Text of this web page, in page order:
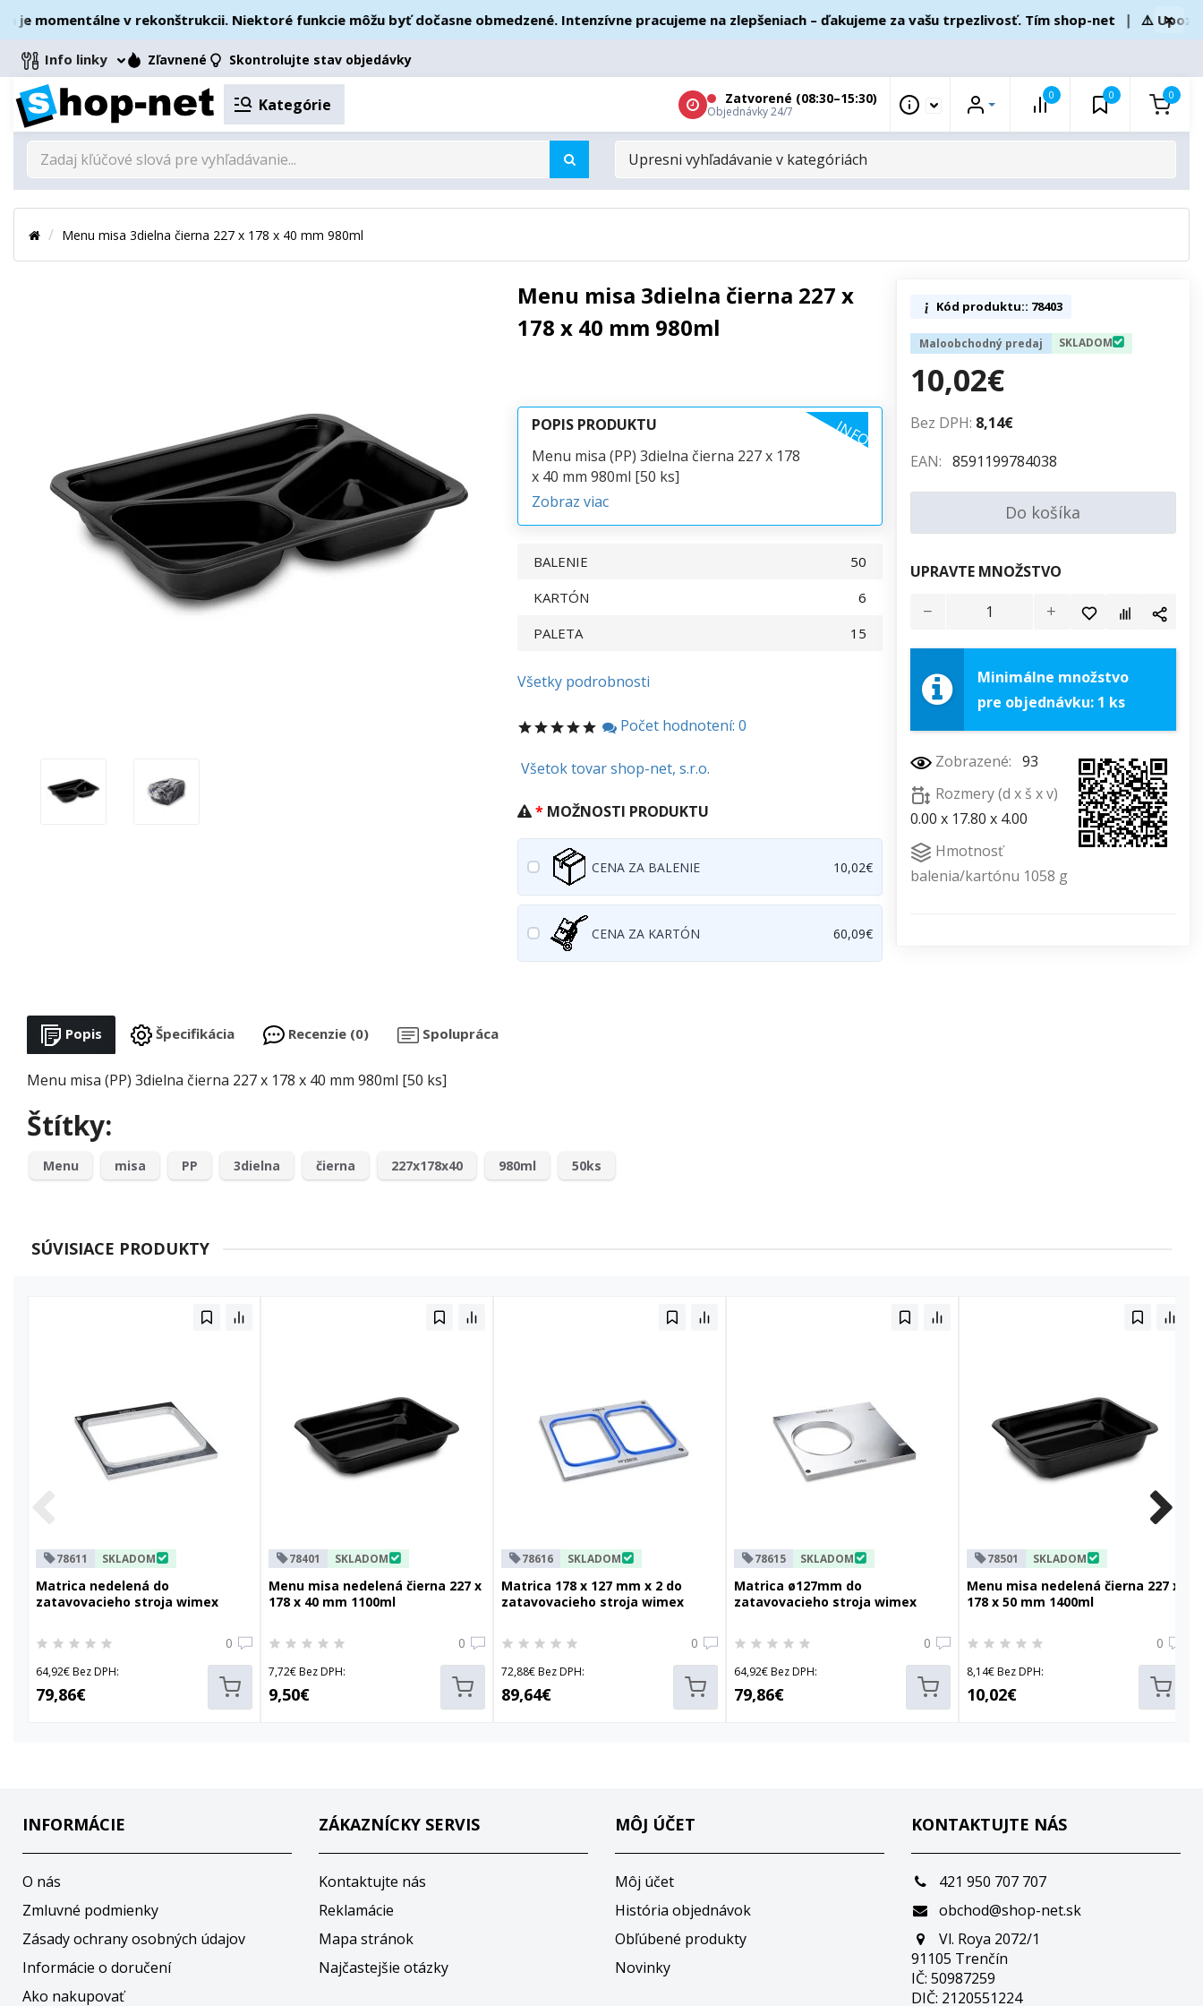
v rekonštrukcii. Niektoré funkcie môžu byť dočasne obmedzené. Intenzívne pracujeme na zlepšeniach – ďakujeme za vašu trpezlivosť. Tím shop-net❘⚠️ ×
Info linky Zľavnené Skontrolujte stav objedávky
Kategórie Zatvorené (08:30–15:30)
Objednávky 24/7
0 0 0
UPRESNI
VYHĽADÁVANIE
Menu misa 3dielna čierna 227 x 178 x 40 mm 980ml
Menu misa 3dielna čierna 227 x
178 x 40 mm 980ml
POPIS PRODUKTU INFO
Menu misa (PP) 3dielna čierna 227 x 178
x 40 mm 980ml [50 ks]
Zobraz viac
BALENIE
50
KARTÓN
6
PALETA
15
Všetky podrobnosti
Počet hodnotení: 0
Všetok tovar shop-net, s.r.o.
MOŽNOSTI PRODUKTU
CENA ZA BALENIE 10,02€
CENA ZA KARTÓN 60,09€
Kód produktu:: 78403
Maloobchodný predaj SKLADOM
10,02€
Bez DPH: 8,14€
EAN: 8591199784038
Do košíka
UPRAVTE MNOŽSTVO
Minimálne množstvo
pre objednávku: 1 ks
Zobrazené: 93
Rozmery (d x š x v)
0.00 x 17.80 x 4.00
Hmotnosť
balenia/kartónu 1058 g
Popis Špecifikácia Recenzie (0) Spolupráca
Menu misa (PP) 3dielna čierna 227 x 178 x 40 mm 980ml [50 ks]
Štítky:
Menu misa PP 3dielna čierna 227x178x40 980ml 50ks
SÚVISIACE PRODUKTY
78611 SKLADOM
Matrica nedelená do
zatavovacieho stroja wimex
0
64,92€ Bez DPH:
79,86€
78401 SKLADOM
Menu misa nedelená čierna 227 x
178 x 40 mm 1100ml
0
7,72€ Bez DPH:
9,50€
78616 SKLADOM
Matrica 178 x 127 mm x 2 do
zatavovacieho stroja wimex
0
72,88€ Bez DPH:
89,64€
78615 SKLADOM
Matrica ø127mm do
zatavovacieho stroja wimex
0
64,92€ Bez DPH:
79,86€
78501 SKLADOM
Menu misa nedelená čierna 227 x
178 x 50 mm 1400ml
0
8,14€ Bez DPH:
10,02€
INFORMÁCIE
O nás
Zmluvné podmienky
Zásady ochrany osobných údajov
Informácie o doručení
Ako nakupovať
ZÁKAZNÍCKY SERVIS
Kontaktujte nás
Reklamácie
Mapa stránok
Najčastejšie otázky
MÔJ ÚČET
Môj účet
História objednávok
Obľúbené produkty
Novinky
KONTAKTUJTE NÁS
421 950 707 707
obchod@shop-net.sk
Vl. Roya 2072/1
91105 Trenčín
IČ: 50987259
DIČ: 2120551224